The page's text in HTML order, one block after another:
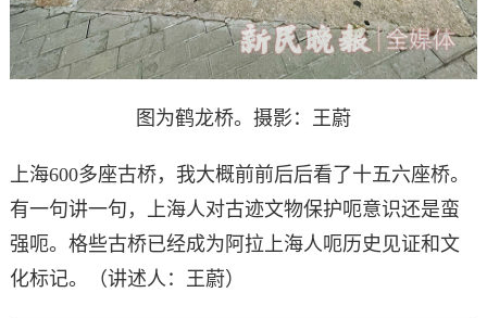
图为鹤龙桥。摄影：王蔚
上海600多座古桥，我大概前前后后看了十五六座桥。
有一句讲一句，上海人对古迹文物保护呃意识还是蛮
强呃。格些古桥已经成为阿拉上海人呃历史见证和文
化标记。（讲述人：王蔚）